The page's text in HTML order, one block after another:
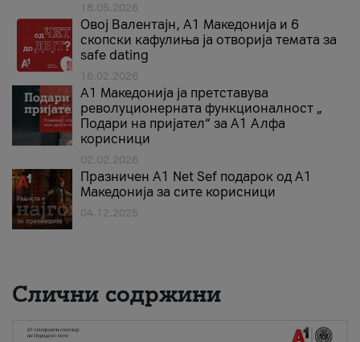
18.05.2026
Овој Валентајн, A1 Македонија и 6
скопски кафулиња ја отворија темата за
safe dating
16.02.2026
А1 Македонија ја претставува
револуционерната функционалност „
Подари на пријател“ за А1 Алфа
корисници
02.02.2026
Празничен A1 Net Sеf подарок од А1
Македонија за сите корисници
04.12.2025
Слични содржини